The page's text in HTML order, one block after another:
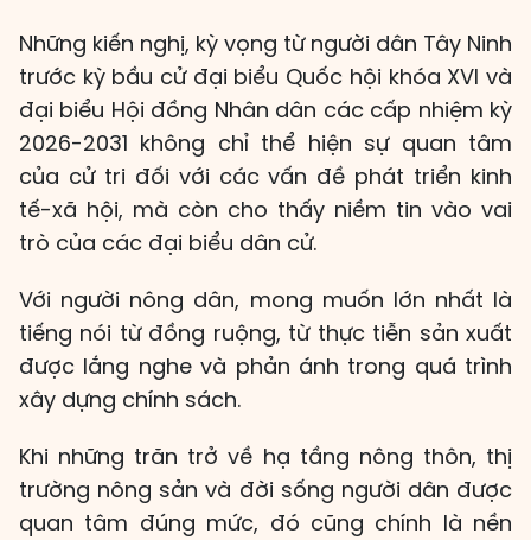
Những kiến nghị, kỳ vọng từ người dân Tây Ninh
trước kỳ bầu cử đại biểu Quốc hội khóa XVI và
đại biểu Hội đồng Nhân dân các cấp nhiệm kỳ
2026-2031 không chỉ thể hiện sự quan tâm
của cử tri đối với các vấn đề phát triển kinh
tế-xã hội, mà còn cho thấy niềm tin vào vai
trò của các đại biểu dân cử.
Với người nông dân, mong muốn lớn nhất là
tiếng nói từ đồng ruộng, từ thực tiễn sản xuất
được lắng nghe và phản ánh trong quá trình
xây dựng chính sách.
Khi những trăn trở về hạ tầng nông thôn, thị
trường nông sản và đời sống người dân được
quan tâm đúng mức, đó cũng chính là nền